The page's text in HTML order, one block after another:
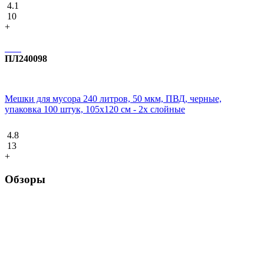
4.1
10
+
ПЛ240098
Мешки для мусора 240 литров, 50 мкм, ПВД, черные,
упаковка 100 штук, 105х120 см - 2х слойные
4.8
13
+
Обзоры